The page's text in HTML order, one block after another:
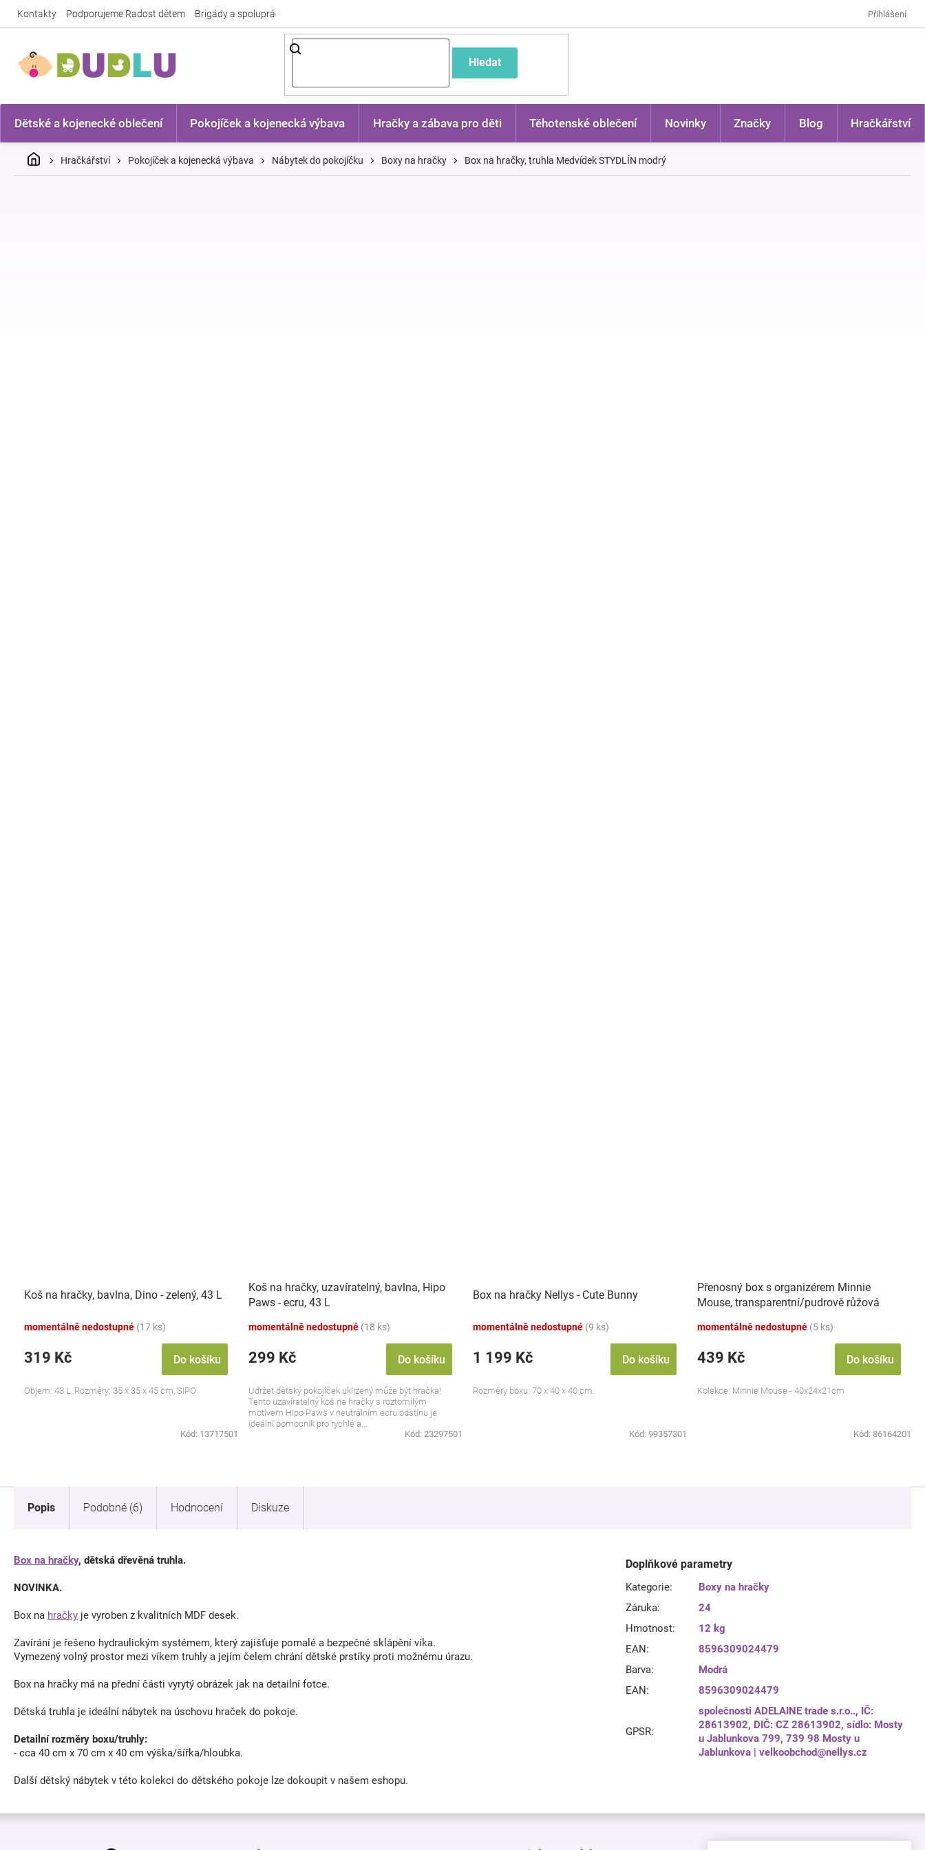
Kontakty Podporujeme Radost dětem Brigády a spolupráce Přihlášení
Hledat
Dětské a kojenecké oblečení Pokojíček a kojenecká výbava Hračky a zábava pro děti Těhotenské oblečení Novinky Značky Blog Hračkářství
DomůHračkářství Pokojíček a kojenecká výbava Nábytek do pokojíčku Boxy na hračky Box na hračky, truhla Medvídek STYDLÍN modrý
Koš na hračky, bavlna, Dino - zelený, 43 L
momentálně nedostupné (17 ks)
319 Kč Do košíku
Objem: 43 L, Rozměry: 35 x 35 x 45 cm, SIPO
Kód: 13717501
Koš na hračky, uzavíratelný, bavlna, Hipo
Paws - ecru, 43 L
momentálně nedostupné (18 ks)
299 Kč Do košíku
Udržet dětský pokojíček uklizený může být hračka!
Tento uzavíratelný koš na hračky s roztomilým
motivem Hipo Paws v neutrálním ecru odstínu je
ideální pomocník pro rychlé a...
Kód: 23297501
Box na hračky Nellys - Cute Bunny
momentálně nedostupné (9 ks)
1 199 Kč Do košíku
Rozměry boxu: 70 x 40 x 40 cm.
Kód: 99357301
Přenosný box s organizérem Minnie
Mouse, transparentní/pudrově růžová
momentálně nedostupné (5 ks)
439 Kč Do košíku
Kolekce: Minnie Mouse - 40x24x21cm
Kód: 86164201
Popis Podobné (6) Hodnocení Diskuze
Box na hračky, dětská dřevěná truhla.
NOVINKA.
Box na hračky je vyroben z kvalitních MDF desek.
Zavírání je řešeno hydraulickým systémem, který zajišťuje pomalé a bezpečné sklápění víka.
Vymezený volný prostor mezi víkem truhly a jejím čelem chrání dětské prstíky proti možnému úrazu.
Box na hračky má na přední části vyrytý obrázek jak na detailní fotce.
Dětská truhla je ideální nábytek na úschovu hraček do pokoje.
Detailní rozměry boxu/truhly:
- cca 40 cm x 70 cm x 40 cm výška/šířka/hloubka.
Další dětský nábytek v této kolekci do dětského pokoje lze dokoupit v našem eshopu.
Doplňkové parametry
Kategorie:
Boxy na hračky
Záruka:
24
Hmotnost:
12 kg
EAN:
8596309024479
Barva:
Modrá
EAN: 8596309024479
GPSR:
společnosti ADELAINE trade s.r.o.., IČ:
28613902, DIČ: CZ 28613902, sídlo: Mosty
u Jablunkova 799, 739 98 Mosty u
Jablunkova | velkoobchod@nellys.cz
Z